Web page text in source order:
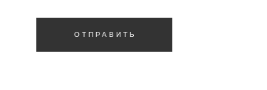
ОТПРАВИТЬ